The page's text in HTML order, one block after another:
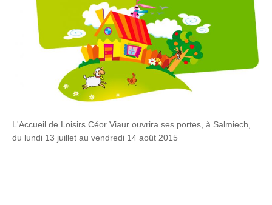
L'Accueil de Loisirs Céor Viaur ouvrira ses portes, à Salmiech,
du lundi 13 juillet au vendredi 14 août 2015